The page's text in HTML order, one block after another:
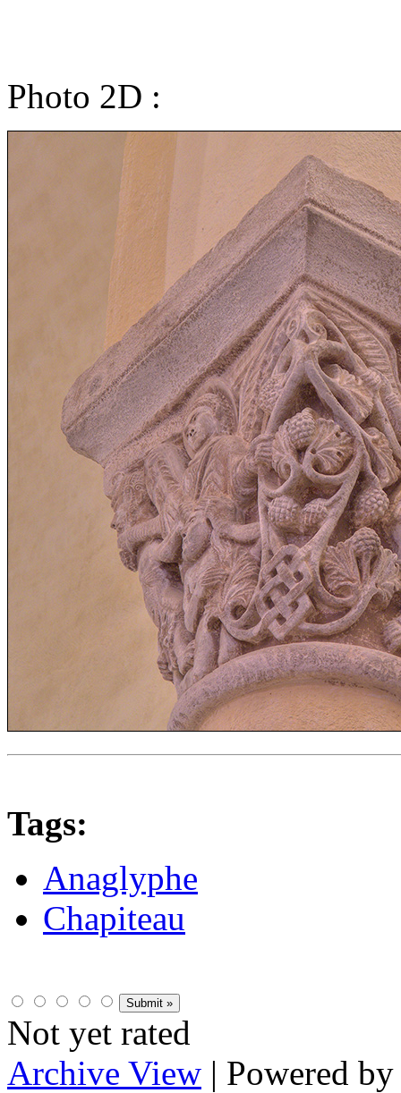
Photo 2D :
Tags:
Anaglyphe
Chapiteau
Not yet rated
Archive View | Powered